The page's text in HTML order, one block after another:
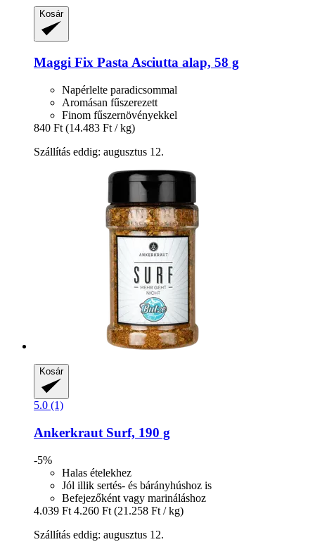
Kosár
Maggi Fix Pasta Asciutta alap, 58 g
Napérlelte paradicsommal
Aromásan fűszerezett
Finom fűszernövényekkel
840 Ft (14.483 Ft / kg)
Szállítás eddig: augusztus 12.
Kosár
5.0 (1)
Ankerkraut Surf, 190 g
-5%
Halas ételekhez
Jól illik sertés- és bárányhúshoz is
Befejezőként vagy marináláshoz
4.039 Ft 4.260 Ft (21.258 Ft / kg)
Szállítás eddig: augusztus 12.